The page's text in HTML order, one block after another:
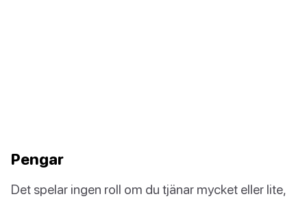
Pengar
Det spelar ingen roll om du tjänar mycket eller lite,